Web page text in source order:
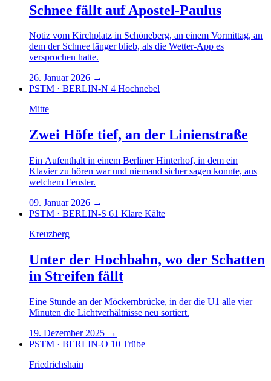
Schnee fällt auf Apostel-Paulus
Notiz vom Kirchplatz in Schöneberg, an einem Vormittag, an
dem der Schnee länger blieb, als die Wetter-App es
versprochen hatte.
26. Januar 2026 →
PSTM · BERLIN-N 4 Hochnebel
Mitte
Zwei Höfe tief, an der Linienstraße
Ein Aufenthalt in einem Berliner Hinterhof, in dem ein
Klavier zu hören war und niemand sicher sagen konnte, aus
welchem Fenster.
09. Januar 2026 →
PSTM · BERLIN-S 61 Klare Kälte
Kreuzberg
Unter der Hochbahn, wo der Schatten
in Streifen fällt
Eine Stunde an der Möckernbrücke, in der die U1 alle vier
Minuten die Lichtverhältnisse neu sortiert.
19. Dezember 2025 →
PSTM · BERLIN-O 10 Trübe
Friedrichshain